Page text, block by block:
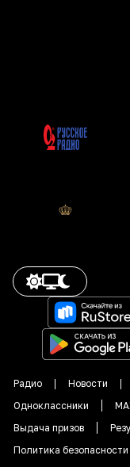
Радио Новости
Одноклассники
Выдача призов
Политика безопасности